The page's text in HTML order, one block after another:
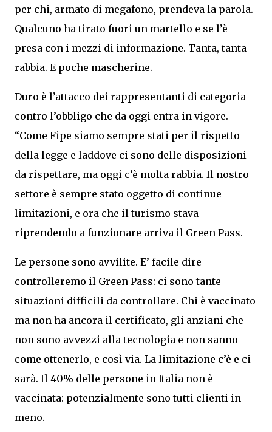
per chi, armato di megafono, prendeva la parola.
Qualcuno ha tirato fuori un martello e se l’è
presa con i mezzi di informazione. Tanta, tanta
rabbia. E poche mascherine.
Duro è l’attacco dei rappresentanti di categoria
contro l’obbligo che da oggi entra in vigore.
“Come Fipe siamo sempre stati per il rispetto
della legge e laddove ci sono delle disposizioni
da rispettare, ma oggi c’è molta rabbia. Il nostro
settore è sempre stato oggetto di continue
limitazioni, e ora che il turismo stava
riprendendo a funzionare arriva il Green Pass.
Le persone sono avvilite. E’ facile dire
controlleremo il Green Pass: ci sono tante
situazioni difficili da controllare. Chi è vaccinato
ma non ha ancora il certificato, gli anziani che
non sono avvezzi alla tecnologia e non sanno
come ottenerlo, e così via. La limitazione c’è e ci
sarà. Il 40% delle persone in Italia non è
vaccinata: potenzialmente sono tutti clienti in
meno.